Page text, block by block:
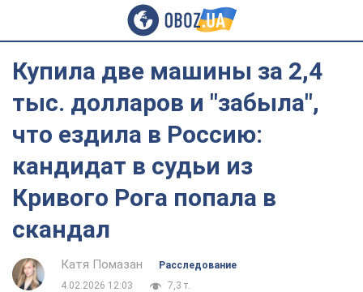
Купила две машины за 2,4
тыс. долларов и "забыла",
что ездила в Россию:
кандидат в судьи из
Кривого Рога попала в
скандал
Катя Помазан
Расследование
4.02.2026 12:03
7,3 т.